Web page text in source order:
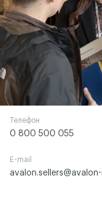
Телефон
0 800 500 055
E-mail